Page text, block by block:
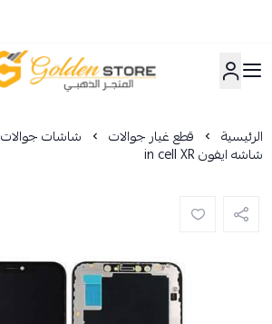
المتجر الذهبي
الرئيسية قطع غيار جوالات شاشات جوالات
شاشه ايفون in cell XR